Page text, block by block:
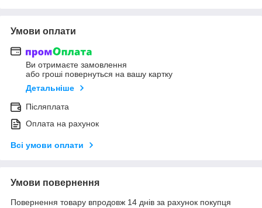
Умови оплати
Ви отримаєте замовлення
або гроші повернуться на вашу картку
Детальніше
Післяплата
Оплата на рахунок
Всі умови оплати
Умови повернення
Повернення товару впродовж 14 днів за рахунок покупця